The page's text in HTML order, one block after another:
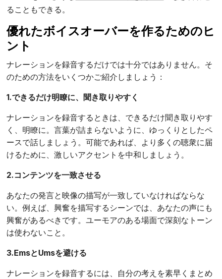
ることもできる。
優れたボイスオーバーを作るためのヒ
ント
ナレーションを録音するだけでは十分ではありません。そ
のための方法をいくつかご紹介しましょう：
1.できるだけ明瞭に、聞き取りやすく
ナレーションを録音するときは、できるだけ聞き取りやす
く、明瞭に。言葉が詰まらないように、ゆっくりとしたペ
ースで話しましょう。可能であれば、より多くの聴衆に届
けるために、激しいアクセントを中和しましょう。
2.コンテンツを一致させる
あなたの発言と映像の描写が一致していなければならな
い。例えば、興奮を描写するシーンでは、あなたの声にも
興奮があるべきです。ユーモアのある場面で深刻なトーン
は使わないこと。
3.EmsとUmsを避ける
ナレーションを録音するには、自分の考えを素早くまとめ